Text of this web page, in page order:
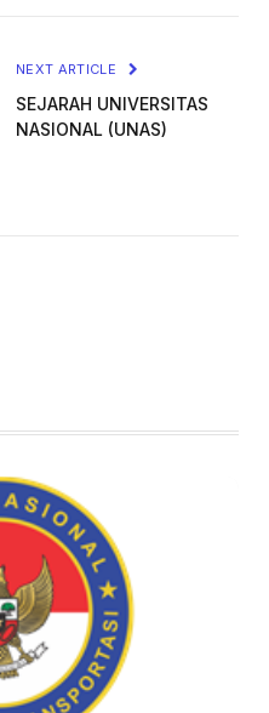
NEXT ARTICLE
SEJARAH UNIVERSITAS
NASIONAL (UNAS)